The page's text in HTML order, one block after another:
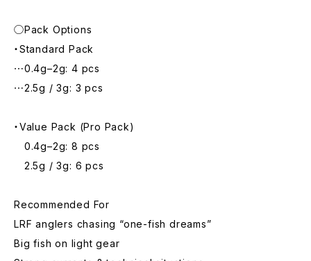
◯Pack Options
・Standard Pack
⋯0.4g–2g: 4 pcs
⋯2.5g / 3g: 3 pcs
・Value Pack (Pro Pack)
0.4g–2g: 8 pcs
2.5g / 3g: 6 pcs
Recommended For
LRF anglers chasing “one-fish dreams”
Big fish on light gear